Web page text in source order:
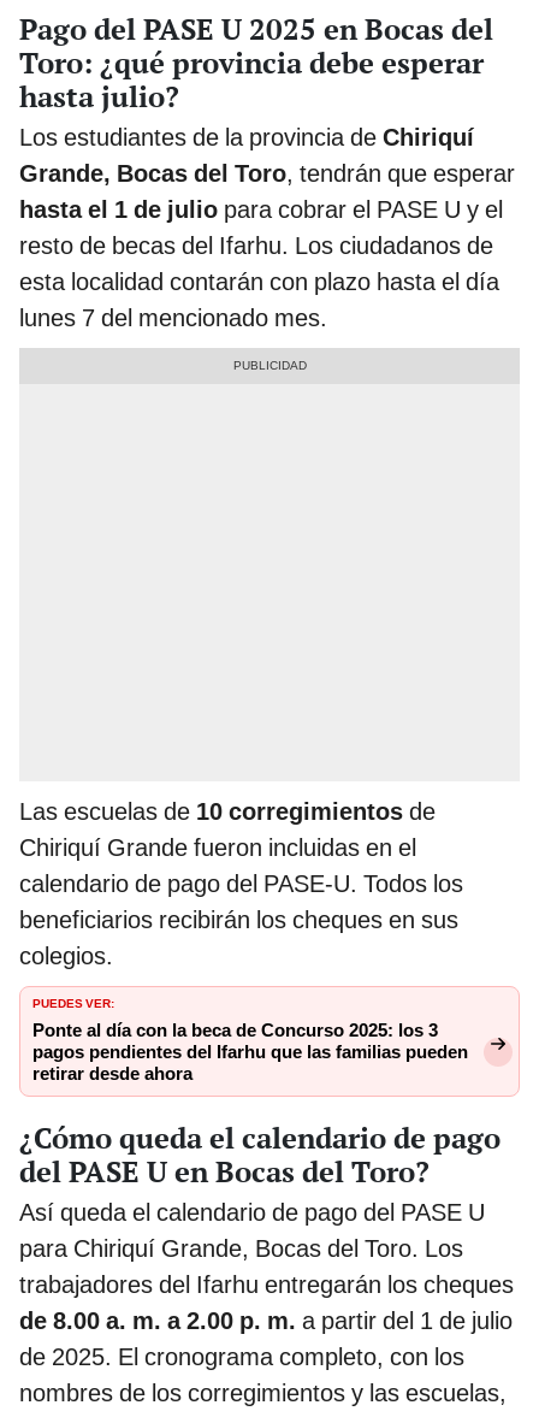
Pago del PASE U 2025 en Bocas del
Toro: ¿qué provincia debe esperar
hasta julio?
Los estudiantes de la provincia de Chiriquí
Grande, Bocas del Toro, tendrán que esperar
hasta el 1 de julio para cobrar el PASE U y el
resto de becas del Ifarhu. Los ciudadanos de
esta localidad contarán con plazo hasta el día
lunes 7 del mencionado mes.
Las escuelas de 10 corregimientos de
Chiriquí Grande fueron incluidas en el
calendario de pago del PASE-U. Todos los
beneficiarios recibirán los cheques en sus
colegios.
PUEDES VER:
Ponte al día con la beca de Concurso 2025: los 3
pagos pendientes del Ifarhu que las familias pueden
retirar desde ahora
¿Cómo queda el calendario de pago
del PASE U en Bocas del Toro?
Así queda el calendario de pago del PASE U
para Chiriquí Grande, Bocas del Toro. Los
trabajadores del Ifarhu entregarán los cheques
de 8.00 a. m. a 2.00 p. m. a partir del 1 de julio
de 2025. El cronograma completo, con los
nombres de los corregimientos y las escuelas,